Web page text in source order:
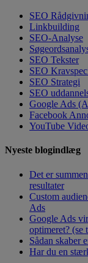
SEO
Linkbuilding
SEO-Analyse
SEO Tekster
SEO
SEO Strategi
SEO
Google Ads
Facebook
YouTube
Nyeste blogindlæg
Det er
resultater
Custom
Ads
Google Ads
optimeret? (se
Sådan skaber
Har du en